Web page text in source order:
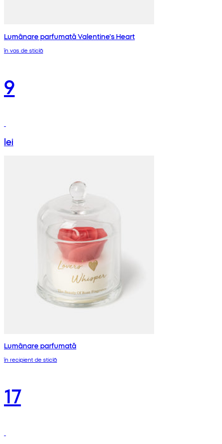
Lumânare parfumată Valentine's Heart
în vas de sticlă
9
lei
Lumânare parfumată
în recipient de sticlă
17